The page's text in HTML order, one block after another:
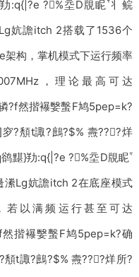
:q{|?e ?%坖D覑眤丬鲩
妔譫itch 2搭载了1536个
架构，掌机模式下运行频率
，理论最高可达
?f然揩襮嫛蟿F鸠5pep=k?
?頺t諏?鷓?$% 燾???烊
黮}劷:q{|?e ?%坖D覑眤
Lg妔譫itch 2在底座模式
若以满频运行甚至可达
揩襮嫛蟿F鸠5pep=k?确
t諏?鷓?$% 燾???烊所?